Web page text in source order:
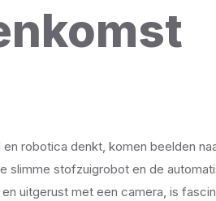
en robotica denkt, komen beelden
slimme stofzuigrobot en de
uitgerust met een camera, is